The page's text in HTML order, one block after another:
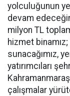
yolculuğunun
devam
milyon TL
hizmet
sunacağımız,
yatırımcıları
çalışmalar